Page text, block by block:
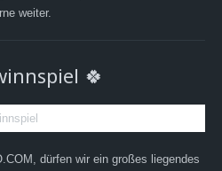
weiter.
🍀
dürfen wir ein großes liegendes